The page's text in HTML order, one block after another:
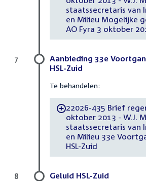
staatssecretaris van
en Milieu Mogelijke
AO Fyra 3 oktober
Aanbieding 33e
HSL-Zuid
Te behandelen:
-22026-435 Brief
oktober 2013 - W.J.
staatssecretaris van
en Milieu 33e
HSL-Zuid
7
Geluid HSL-Zuid
8